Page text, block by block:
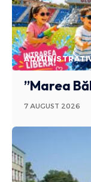
”Marea
7 AUGUST 2026